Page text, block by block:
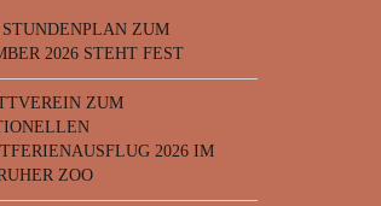
ZUM
2026 STEHT FEST
ZUM
2026 IM
ZOO